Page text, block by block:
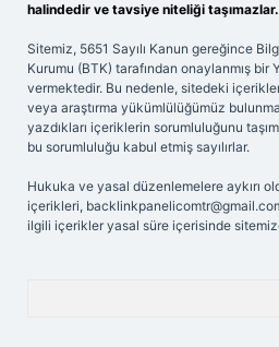
halindedir ve tavsiye niteliği taşımazlar.
Sitemiz, 5651 Sayılı Kanun gereğince
Kurumu (BTK) tarafından onaylanmış bir
vermektedir. Bu nedenle, sitedeki
veya araştırma yükümlülüğümüz
yazdıkları içeriklerin sorumluluğunu
bu sorumluluğu kabul etmiş sayılırlar.
Hukuka ve yasal düzenlemelere aykırı
içerikleri,
ilgili içerikler yasal süre içerisinde